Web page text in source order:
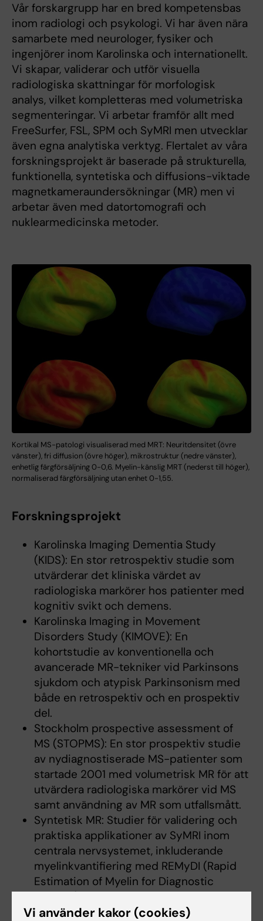
Vår forskargrupp har en bred kompetensbas
inom radiologi och psykologi. Vi har även nära
samarbete med neurologer, fysiker och
ingenjörer inom Karolinska och internationellt.
Vi skapar, validerar och utför visuella
radiologiska skattningar för morfologisk
analys, vilket kompletteras med volumetriska
segmenteringar. Vi arbetar framför allt med
FreeSurfer, FSL, SPM och SyMRI men utvecklar
även egna analytiska verktyg. Flertalet av våra
forskningsprojekt är baserade på strukturella,
funktionella, syntetiska och diffusions-viktade
magnetkameraundersökningar (MR) men vi
arbetar även med datortomografi och
nuklearmedicinska metoder.
Kortikal MS-patologi visualiserad med MRT: Neuritdensitet (övre
vänster), fri diffusion (övre höger), mikrostruktur (nedre vänster),
enhetlig färgförsäljning 0-0,6. Myelin-känslig MRT (nederst till höger),
normaliserad färgförsäljning utan enhet 0-1,55.
Forskningsprojekt
Karolinska Imaging Dementia Study
(KIDS): En stor retrospektiv studie som
utvärderar det kliniska värdet av
radiologiska markörer hos patienter med
kognitiv svikt och demens.
Karolinska Imaging in Movement
Disorders Study (KIMOVE): En
kohortstudie av konventionella och
avancerade MR-tekniker vid Parkinsons
sjukdom och atypisk Parkinsonism med
både en retrospektiv och en prospektiv
del.
Stockholm prospective assessment of
MS (STOPMS): En stor prospektiv studie
av nydiagnostiserade MS-patienter som
startade 2001 med volumetrisk MR för att
utvärdera radiologiska markörer vid MS
samt användning av MR som utfallsmått.
Syntetisk MR: Studier för validering och
praktiska applikationer av SyMRI inom
centrala nervsystemet, inkluderande
myelinkvantifiering med REMyDI (Rapid
Estimation of Myelin for Diagnostic
Imaging).
Andra forskningsprojekt inkluderar
Vi använder kakor (cookies)